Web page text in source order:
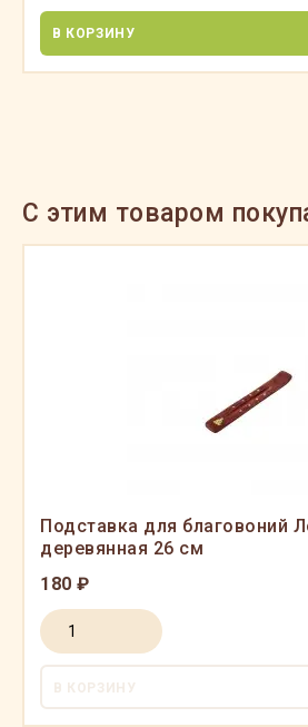
В КОРЗИНУ
C этим товаром
Подставка для благовоний
деревянная 26 см
180 ₽
В КОРЗИНУ